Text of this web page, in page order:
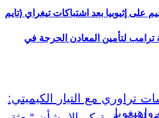
على إثيوبيا بعد اشتباكات تيغراي (تايم
ترامب لتأمين المعادن الحرجة في